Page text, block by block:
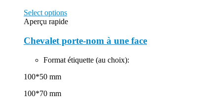
Select options
Aperçu rapide
Chevalet porte-nom à une face
Format étiquette (au choix):
100*50 mm
100*70 mm